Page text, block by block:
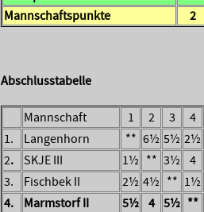
Mannschaftspunkte
2
Abschlusstabelle
Mannschaft 1 2 3 4
1.
Langenhorn ** 6½ 5½ 2½
2. SKJE III 1½ ** 3½ 4
3.
Fischbek II 2½ 4½ ** 1½
4.
Marmstorf II 5½ 4 5½ **